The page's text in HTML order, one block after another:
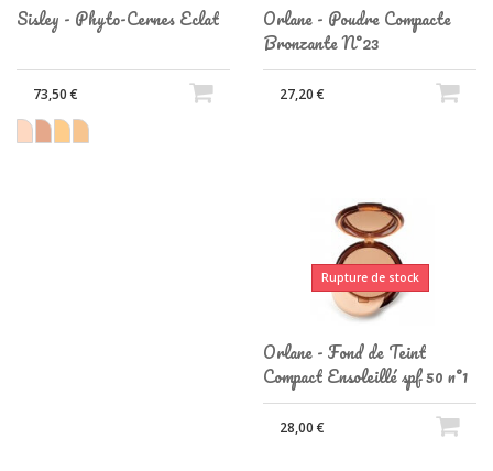
Sisley - Phyto-Cernes Eclat
73,50 €
Orlane - Poudre Compacte
Bronzante N°23
27,20 €
Rupture de stock
Orlane - Fond de Teint
Compact Ensoleillé spf 50 n°1
28,00 €